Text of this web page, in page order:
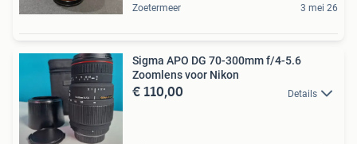
Zoetermeer 3 mei 26
Sigma APO DG 70-300mm f/4-5.6
Zoomlens voor Nikon
€ 110,00 Details